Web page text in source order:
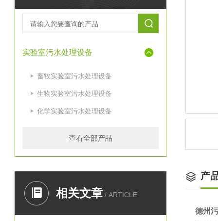
实验室污水处理设备
畜牧实验室污水处理设备
生物实验室污水处理设备
化学实验室污水处理设备
查看全部产品
相关文章 / ARTICLE
产
德州